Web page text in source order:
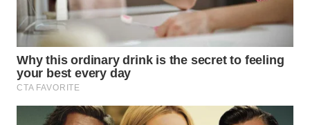
WN
SEMARANG
WN